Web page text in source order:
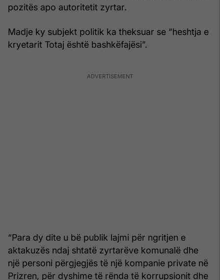
pozitës apo autoritetit zyrtar.
Madje ky subjekt politik ka theksuar se “heshtja e
kryetarit Totaj është bashkëfajësi”.
“Para dy dite u bë publik lajmi për ngritjen e
aktakuzës ndaj shtatë zyrtarëve komunalë dhe
një personi përgjegjës të një kompanie private në
Prizren, për dyshime të rënda të korrupsionit dhe